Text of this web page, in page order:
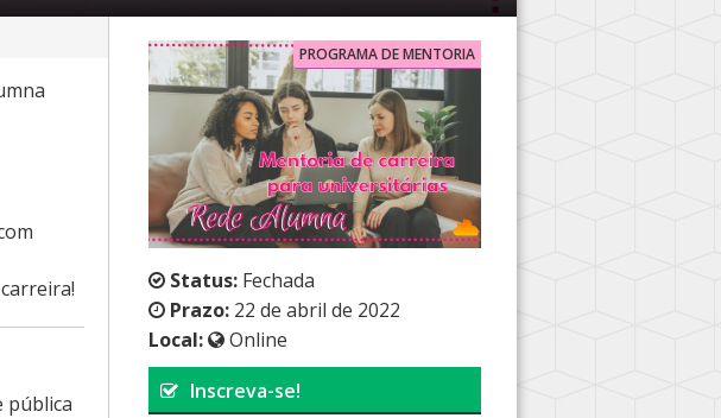
PROGRAMA DE MENTORIA
Status:Fechada
Prazo: 22 de abril de 2022
Local:
Online
Inscreva-se!
pública